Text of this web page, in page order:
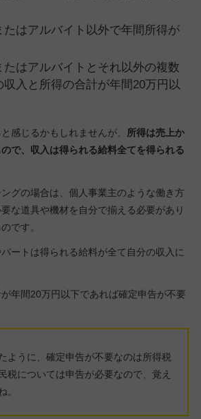
たはアルバイト以外で年間所得が
たはアルバイトとそれ以外の複数
収入と所得の合計が年間20万円以
感じるかもしれませんが、 所得は売上か
で、収入は得られる給料全てを得られる
グの場合は、個人事業主のような働き方
な道具や機材を自分で揃える必要があり
です。
ートは得られる給料が全て自分の収入に
年間20万円以下であれば確定申告が不要
ように、確定申告が不要なのは所得税
税については申告が必要なので、覚え
。